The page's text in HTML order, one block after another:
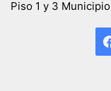
Piso 1 y 3